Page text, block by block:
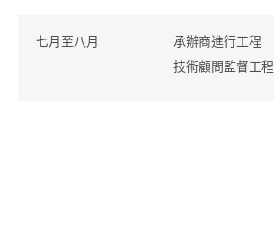
七月至八月
承辦商進行工程
技術顧問監督工程